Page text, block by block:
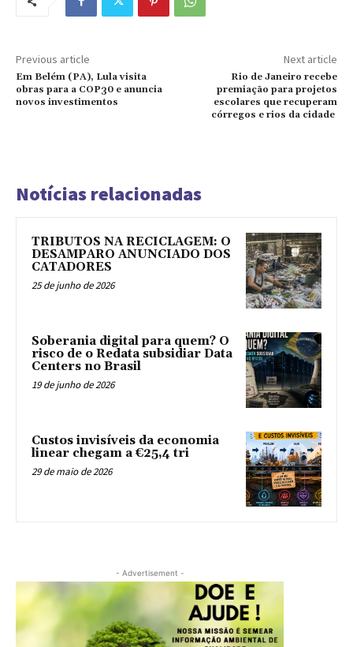
Previous article
Em Belém (PA), Lula visita
obras para a COP30 e anuncia
novos investimentos
Next article
Rio de Janeiro recebe
premiação para projetos
escolares que recuperam
córregos e rios da cidade
Notícias relacionadas
TRIBUTOS NA RECICLAGEM: O
DESAMPARO ANUNCIADO DOS
CATADORES
25 de junho de 2026
Soberania digital para quem? O
risco de o Redata subsidiar Data
Centers no Brasil
19 de junho de 2026
Custos invisíveis da economia
linear chegam a €25,4 tri
29 de maio de 2026
- Advertisement -